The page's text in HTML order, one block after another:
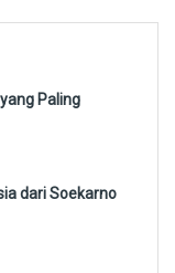
Paling
dari Soekarno